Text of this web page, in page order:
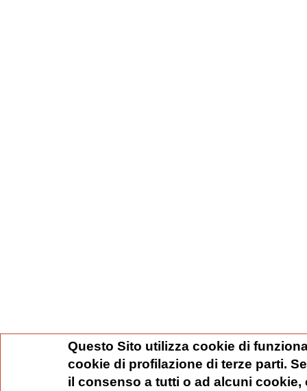
Questo Sito utilizza cookie di
cookie di profilazione di terze parti.
il consenso a tutti o ad alcuni